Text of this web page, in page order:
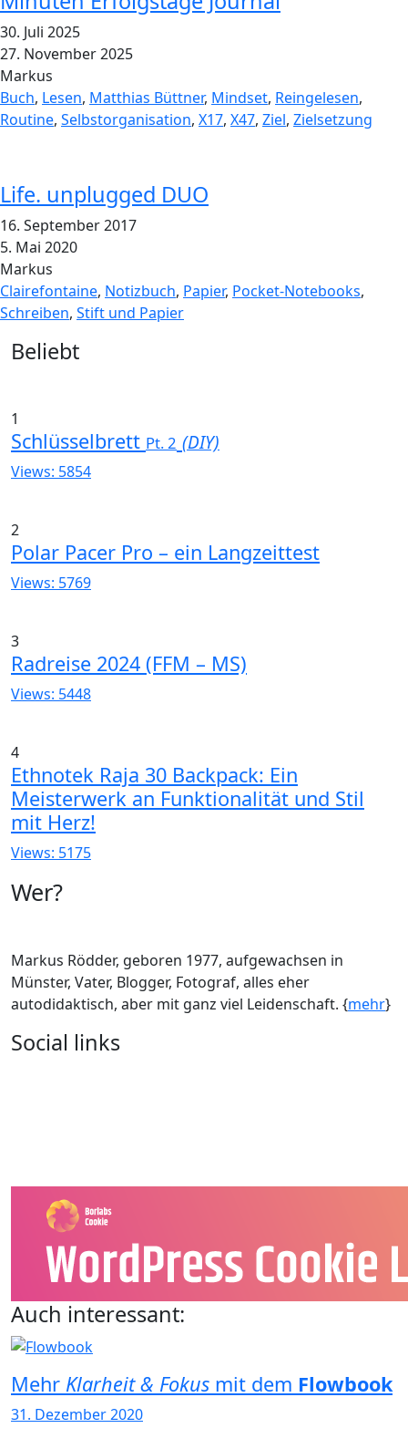
30. Juli 2025
27. November 2025
Markus
Buch, Lesen, Matthias Büttner, Mindset, Reingelesen,
Routine, Selbstorganisation, X17, X47, Ziel, Zielsetzung
Life. unplugged DUO
16. September 2017
5. Mai 2020
Markus
Clairefontaine, Notizbuch, Papier, Pocket-Notebooks,
Schreiben, Stift und Papier
Widgets
Beliebt
1
Schlüsselbrett Pt. 2 (DIY)
Views: 5854
2
Polar Pacer Pro – ein Langzeittest
Views: 5769
3
Radreise 2024 (FFM – MS)
Views: 5448
4
Ethnotek Raja 30 Backpack: Ein
Meisterwerk an Funktionalität und Stil
mit Herz!
Views: 5175
Wer?
Markus Rödder, geboren 1977, aufgewachsen in
Münster, Vater, Blogger, Fotograf, alles eher
autodidaktisch, aber mit ganz viel Leidenschaft. {mehr}
Social links
Auch interessant:
Mehr Klarheit & Fokus mit dem Flowbook
31. Dezember 2020